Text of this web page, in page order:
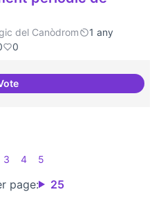
del Canòdrom
1 any
0
Espai acompanyament periòdic
page: 25
3 4 5